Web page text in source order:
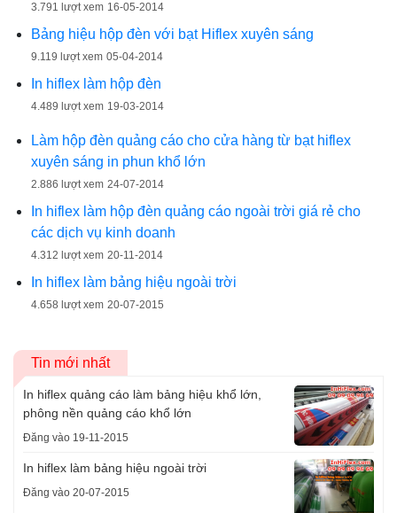
3.791 lượt xem 16-05-2014
Bảng hiệu hộp đèn với bạt Hiflex xuyên sáng
9.119 lượt xem 05-04-2014
In hiflex làm hộp đèn
4.489 lượt xem 19-03-2014
Làm hộp đèn quảng cáo cho cửa hàng từ bạt hiflex
xuyên sáng in phun khổ lớn
2.886 lượt xem 24-07-2014
In hiflex làm hộp đèn quảng cáo ngoài trời giá rẻ cho
các dịch vụ kinh doanh
4.312 lượt xem 20-11-2014
In hiflex làm bảng hiệu ngoài trời
4.658 lượt xem 20-07-2015
Tin mới nhất
In hiflex quảng cáo làm bảng hiệu khổ lớn,
phông nền quảng cáo khổ lớn
Đăng vào 19-11-2015
In hiflex làm bảng hiệu ngoài trời
Đăng vào 20-07-2015